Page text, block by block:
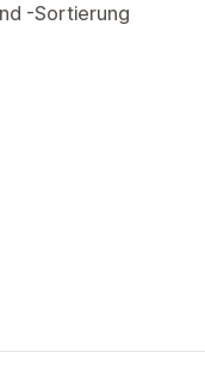
-Sortierung